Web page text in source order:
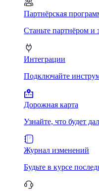
Партнёрская
Станьте партнёром и
Интеграции
Подключайте
Дорожная карта
Узнайте, что будет
Журнал изменений
Будьте в курсе